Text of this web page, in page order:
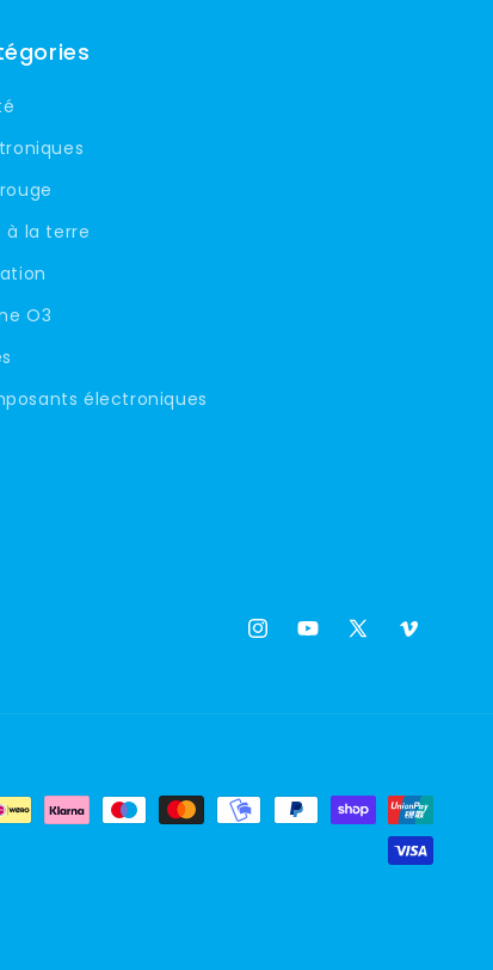
à la terre
O3
électroniques
InstagramYouTube
X
Vimeo